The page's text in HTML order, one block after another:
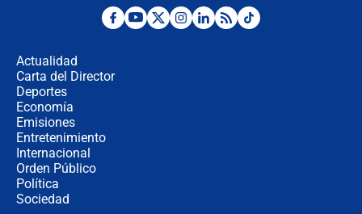
Estratega de Abelardo de la Espriella
Actualidad
Carta del Director
Deportes
Economía
Emisiones
Entretenimiento
Internacional
Orden Público
Política
Sociedad